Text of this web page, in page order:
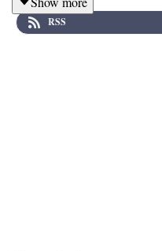
rekrytering och vikten av
visar sig vara
RSS